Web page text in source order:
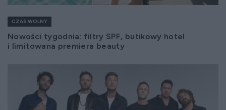
CZAS WOLNY
Nowości tygodnia: filtry SPF, butikowy hotel
i limitowana premiera beauty